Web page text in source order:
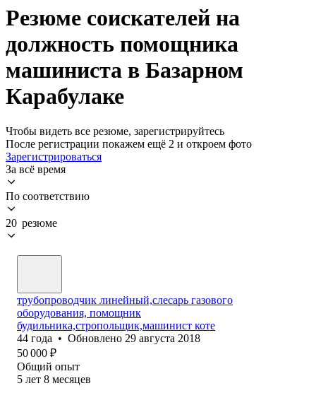
Резюме соискателей на
должность помощника
машиниста в Базарном
Карабулаке
Чтобы видеть все резюме, зарегистрируйтесь
После регистрации покажем ещё 2 и откроем фото
Зарегистрироваться
За всё время
По соответствию
20 резюме
трубопроводчик линейный,слесарь газового
оборудования, помощник
будильника,стропольщик,машинист коте
44 года • Обновлено 29 августа 2018
50 000 ₽
Общий опыт
5 лет 8 месяцев